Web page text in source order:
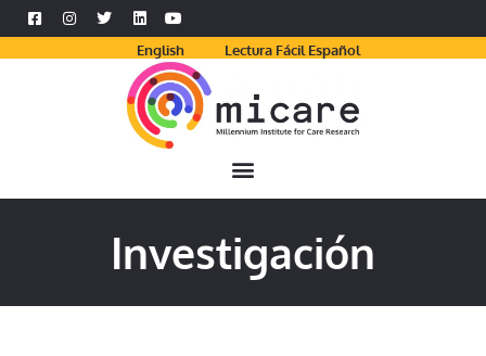
English Lectura Fácil Español
Investigación